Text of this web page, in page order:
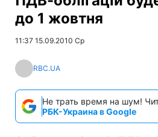
до 1 жовтня
11:37 15.09.2010 Ср
RBC.UA
Не трать время на шум!
РБК-Украина в Google